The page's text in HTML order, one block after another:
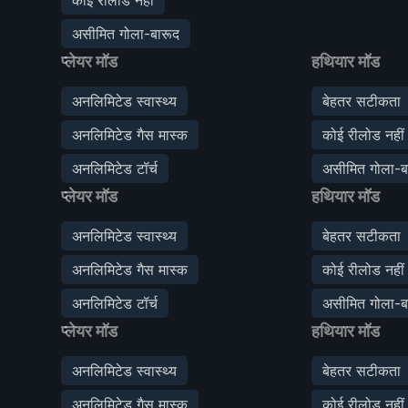
असीमित गोला-बारूद
प्लेयर मॉड
अनलिमिटेड स्वास्थ्य
अनलिमिटेड गैस मास्क
अनलिमिटेड टॉर्च
हथियार मॉड
बेहतर सटीकता
कोई रीलोड नहीं
असीमित गोला-
प्लेयर मॉड
अनलिमिटेड स्वास्थ्य
अनलिमिटेड गैस मास्क
अनलिमिटेड टॉर्च
हथियार मॉड
बेहतर सटीकता
कोई रीलोड नहीं
असीमित गोला-
प्लेयर मॉड
अनलिमिटेड स्वास्थ्य
अनलिमिटेड गैस मास्क
हथियार मॉड
बेहतर सटीकता
कोई रीलोड नहीं